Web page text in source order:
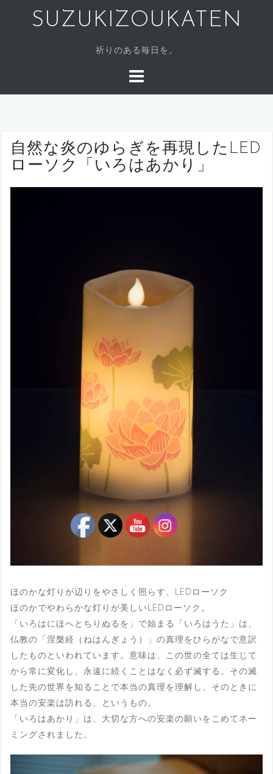
SUZUKIZOUKATEN
祈りのある毎日を。
自然な炎のゆらぎを再現したLED
ローソク「いろはあかり」
ほのかな灯りが辺りをやさしく照らす、LEDローソク
ほのかでやわらかな灯りが美しいLEDローソク。
「いろはにほへとちりぬるを」で始まる「いろはうた」は、
仏教の「涅槃経（ねはんぎょう）」の真理をひらがなで意訳
したものといわれています。意味は、この世の全ては生じて
から常に変化し、永遠に続くことはなく必ず滅する。その滅
した先の世界を知ることで本当の真理を理解し、そのときに
本当の安楽は訪れる、というもの。
「いろはあかり」は、大切な方への安楽の願いをこめてネー
ミングされました。